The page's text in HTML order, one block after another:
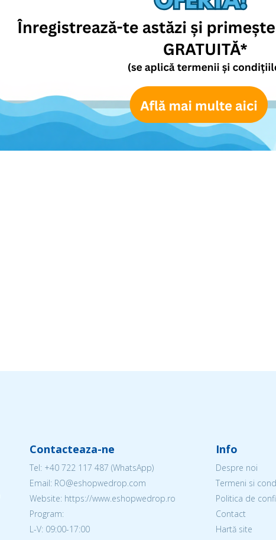
Contacteaza-ne
Tel: +40 722 117 487 (WhatsApp)
Email: RO@eshopwedrop.com
Website: https://www.eshopwedrop.ro
Program:
L-V: 09:00-17:00
Info
Despre noi
Termeni si
Politica de
Contact
Hartă site